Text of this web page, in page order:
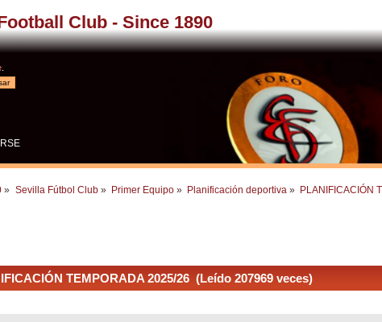
Club - Since 1890
» Sevilla Fútbol Club» Primer Equipo» Planificación deportiva » PLANIFICACIÓN
TEMPORADA 2025/26 (Leído 207969 veces)